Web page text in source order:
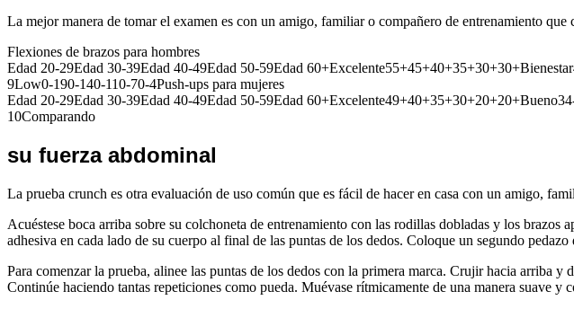
La mejor manera de tomar el examen es con un amigo, familiar o compañero de entrenamiento
Flexiones de brazos para hombres
Edad 20-29Edad 30-39Edad 40-49Edad 50-59Edad
9Low0-190-140-110-70-4Push-ups para mujeres
Edad 20-29Edad 30-39Edad 40-49Edad 50-59Edad
10Comparando
su fuerza abdominal
La prueba crunch es otra evaluación de uso común que es fácil de hacer en casa con un amigo,
Acuéstese boca arriba sobre su colchoneta de entrenamiento con las rodillas dobladas y los
adhesiva en cada lado de su cuerpo al final de las puntas de los dedos. Coloque un segundo
Para comenzar la prueba, alinee las puntas de los dedos con la primera marca. Crujir hacia arriba
Continúe haciendo tantas repeticiones como pueda. Muévase rítmicamente de una manera suave y